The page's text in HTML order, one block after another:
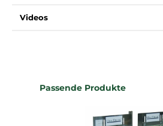
Videos
Produktgalerie überspringen
Passende Produkte